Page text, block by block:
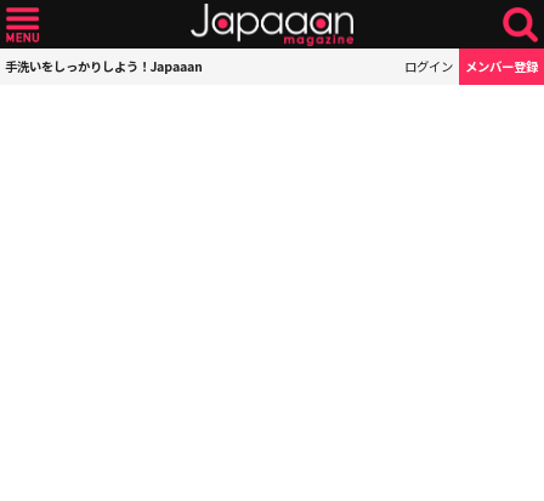
手洗いをしっかりしよう！Japaaan ログイン メンバー登録